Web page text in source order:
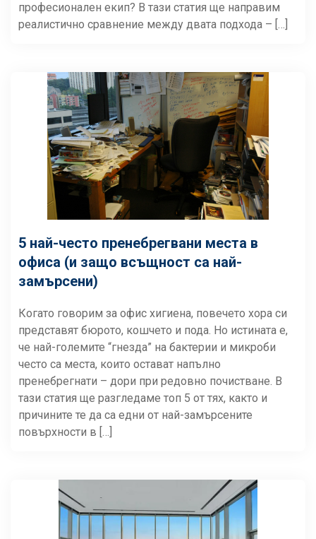
професионален екип? В тази статия ще направим
реалистично сравнение между двата подхода – […]
5 най-често пренебрегвани места в
офиса (и защо всъщност са най-
замърсени)
Когато говорим за офис хигиена, повечето хора си
представят бюрото, кошчето и пода. Но истината е,
че най-големите “гнезда” на бактерии и микроби
често са места, които остават напълно
пренебрегнати – дори при редовно почистване. В
тази статия ще разгледаме топ 5 от тях, както и
причините те да са едни от най-замърсените
повърхности в […]